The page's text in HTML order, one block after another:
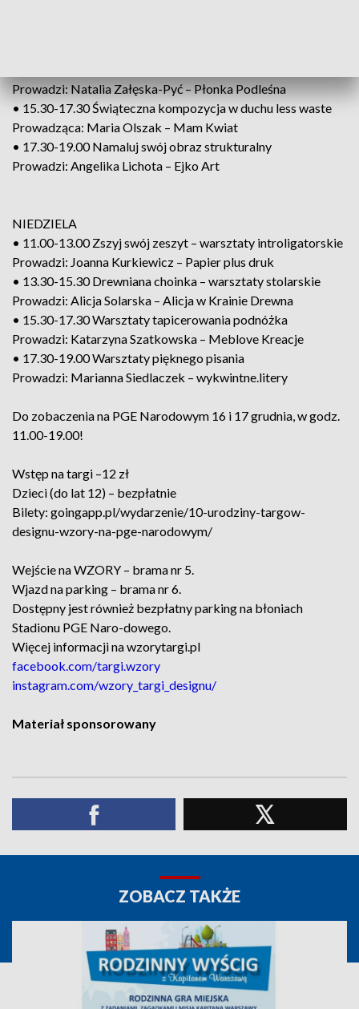
Prowadzi: Natalia Załęska-Pyć – Płonka Podleśna
• 15.30-17.30 Świąteczna kompozycja w duchu less waste
Prowadząca: Maria Olszak – Mam Kwiat
• 17.30-19.00 Namaluj swój obraz strukturalny
Prowadzi: Angelika Lichota – Ejko Art
NIEDZIELA
• 11.00-13.00 Zszyj swój zeszyt – warsztaty introligatorskie
Prowadzi: Joanna Kurkiewicz – Papier plus druk
• 13.30-15.30 Drewniana choinka – warsztaty stolarskie
Prowadzi: Alicja Solarska – Alicja w Krainie Drewna
• 15.30-17.30 Warsztaty tapicerowania podnóżka
Prowadzi: Katarzyna Szatkowska – Meblove Kreacje
• 17.30-19.00 Warsztaty pięknego pisania
Prowadzi: Marianna Siedlaczek – wykwintne.litery
Do zobaczenia na PGE Narodowym 16 i 17 grudnia, w godz.
11.00-19.00!
Wstęp na targi –12 zł
Dzieci (do lat 12) – bezpłatnie
Bilety: goingapp.pl/wydarzenie/10-urodziny-targow-
designu-wzory-na-pge-narodowym/
Wejście na WZORY – brama nr 5.
Wjazd na parking – brama nr 6.
Dostępny jest również bezpłatny parking na błoniach
Stadionu PGE Naro-dowego.
Więcej informacji na wzorytargi.pl
facebook.com/targi.wzory
instagram.com/wzory_targi_designu/
Materiał sponsorowany
ZOBACZ TAKŻE